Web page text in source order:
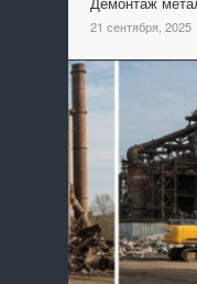
21 сентября, 2025